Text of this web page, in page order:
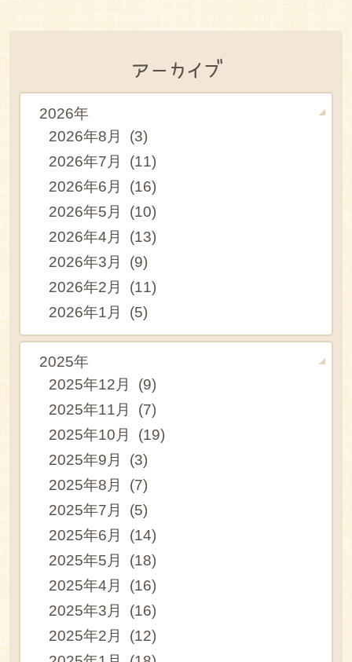
アーカイブ
2026年
2026年8月 (3)
2026年7月 (11)
2026年6月 (16)
2026年5月 (10)
2026年4月 (13)
2026年3月 (9)
2026年2月 (11)
2026年1月 (5)
2025年
2025年12月 (9)
2025年11月 (7)
2025年10月 (19)
2025年9月 (3)
2025年8月 (7)
2025年7月 (5)
2025年6月 (14)
2025年5月 (18)
2025年4月 (16)
2025年3月 (16)
2025年2月 (12)